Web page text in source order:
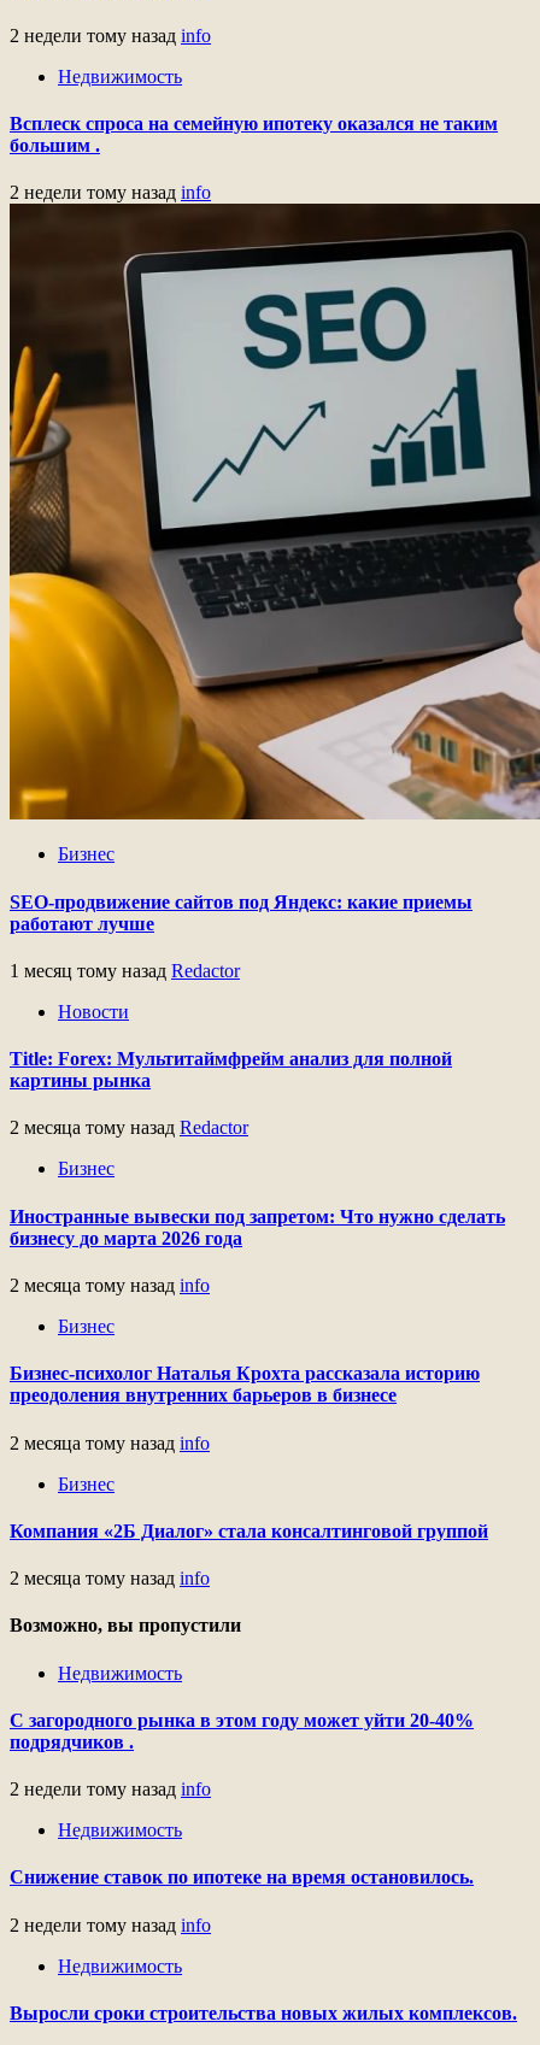
2 недели тому назад info
Недвижимость
Всплеск спроса на семейную ипотеку оказался не таким
большим .
2 недели тому назад info
Бизнес
SEO-продвижение сайтов под Яндекс: какие приемы
работают лучше
1 месяц тому назад Redactor
Новости
Title: Forex: Мультитаймфрейм анализ для полной
картины рынка
2 месяца тому назад Redactor
Бизнес
Иностранные вывески под запретом: Что нужно сделать
бизнесу до марта 2026 года
2 месяца тому назад info
Бизнес
Бизнес-психолог Наталья Крохта рассказала историю
преодоления внутренних барьеров в бизнесе
2 месяца тому назад info
Бизнес
Компания «2Б Диалог» стала консалтинговой группой
2 месяца тому назад info
Возможно, вы пропустили
Недвижимость
С загородного рынка в этом году может уйти 20-40%
подрядчиков .
2 недели тому назад info
Недвижимость
Снижение ставок по ипотеке на время остановилось.
2 недели тому назад info
Недвижимость
Выросли сроки строительства новых жилых комплексов.